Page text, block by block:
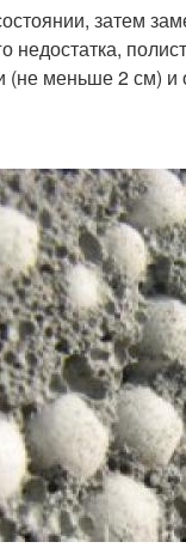
затем
меньше 2 см) и